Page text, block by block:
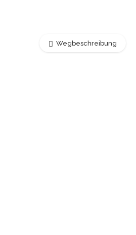
Wegbeschreibung